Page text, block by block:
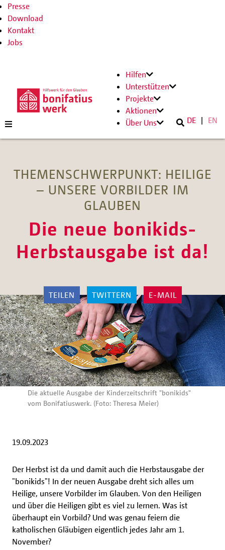
Presse
Download
Kontakt
Jobs
Hilfen
Unterstützen
Projekte
Aktionen
Über Uns
DE EN
THEMENSCHWERPUNKT: HEILIGE
– UNSERE VORBILDER IM
GLAUBEN
Die neue bonikids-
Herbstausgabe ist da!
TEILEN TWITTERN E-MAIL
Die aktuelle Ausgabe der Kinderzeitschrift "bonikids"
vom Bonifatiuswerk. (Foto: Theresa Meier)
19.09.2023
Der Herbst ist da und damit auch die Herbstausgabe der
"bonikids"! In der neuen Ausgabe dreht sich alles um
Heilige, unsere Vorbilder im Glauben. Von den Heiligen
und über die Heiligen gibt es viel zu lernen. Was ist
überhaupt ein Vorbild? Und was genau feiern die
katholischen Gläubigen eigentlich jedes Jahr am 1.
November?